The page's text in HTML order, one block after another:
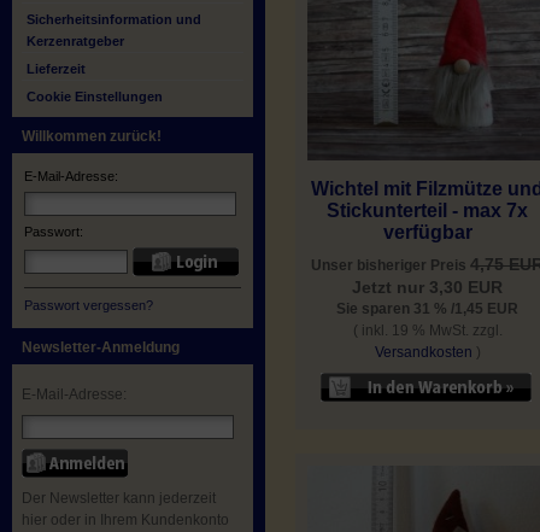
Sicherheitsinformation und
Kerzenratgeber
Lieferzeit
Cookie Einstellungen
Willkommen zurück!
E-Mail-Adresse:
Passwort:
Passwort vergessen?
Newsletter-Anmeldung
E-Mail-Adresse:
Der Newsletter kann jederzeit
hier oder in Ihrem Kundenkonto
Wichtel mit Filzmütze
Stickunterteil - max 7x
verfügbar
Unser bisheriger Preis4,75
Jetzt nur 3,30 EUR
Sie sparen 31 % /1,45 EUR
( inkl. 19 % MwSt. zzgl.
Versandkosten )